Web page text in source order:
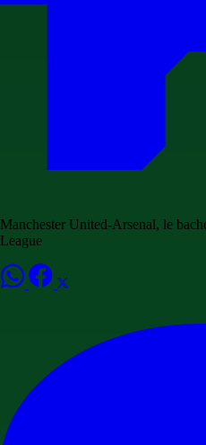
Manchester United-Arsenal, le
League